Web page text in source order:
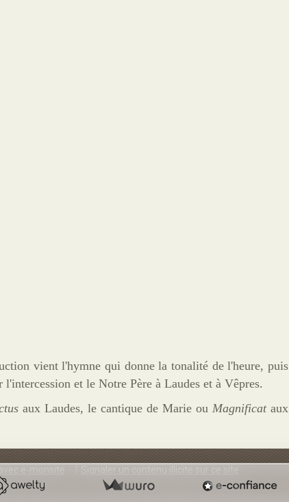
vient l'hymne qui donne la tonalité de l'heure, puis
et le Notre Père à Laudes et à Vêpres.
aux Laudes, le cantique de Marie ou Magnificataux
e-monsite Signaler un contenu illicite sur ce site